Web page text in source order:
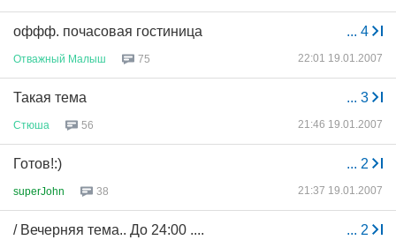
... 4
оффф. почасовая гостиница
Отважный Малыш 75 22:01 19.01.2007
... 3
Такая тема
Стюша 56 21:46 19.01.2007
... 2
Готов!:)
superJohn 38 21:37 19.01.2007
... 2
/ Вечерняя тема.. До 24:00 ....